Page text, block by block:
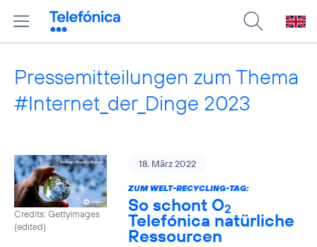
Pressemitteilungen zum Thema
#Internet_der_Dinge 2023
Credits: Gettyimages
(edited)
18. März 2022
ZUM WELT-RECYCLING-TAG:
So schont O2
Telefónica natürliche
Ressourcen